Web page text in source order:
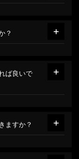
？
ば良いで
ますか？